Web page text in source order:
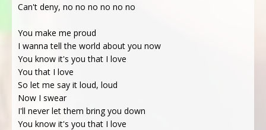
Can't deny, no no no no no no
You make me proud
I wanna tell the world about you now
You know it's you that I love
You that I love
So let me say it loud, loud
Now I swear
I'll never let them bring you down
You know it's you that I love